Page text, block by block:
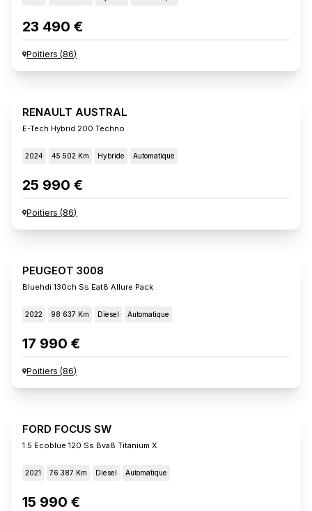
23 490 €
Poitiers (86)
RENAULT AUSTRAL
E-Tech Hybrid 200 Techno
2024 45 502 Km Hybride Automatique
25 990 €
Poitiers (86)
PEUGEOT 3008
Bluehdi 130ch Ss Eat8 Allure Pack
2022 98 637 Km Diesel Automatique
17 990 €
Poitiers (86)
FORD FOCUS SW
1.5 Ecoblue 120 Ss Bva8 Titanium X
2021 76 387 Km Diesel Automatique
15 990 €